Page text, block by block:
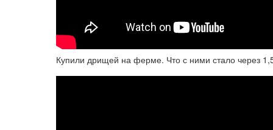
Купили дрищей на ферме. Что с ними стало через